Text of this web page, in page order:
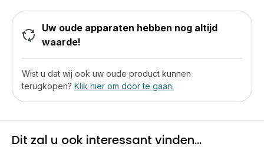
Uw oude apparaten hebben nog altijd
waarde!
Wist u dat wij ook uw oude product kunnen
terugkopen? Klik hier om door te gaan.
Dit zal u ook interessant vinden...